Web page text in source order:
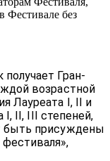
Фестивале без
Гран-
возрастной
Лауреата I, II и
I, II, III степеней,
быть присуждены